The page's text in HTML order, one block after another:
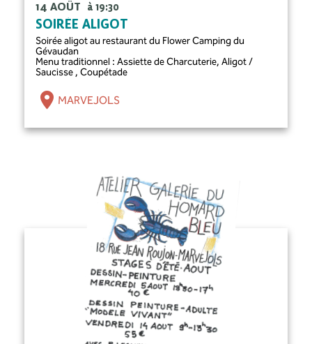
14 AOÛT à 19:30
SOIRÉE ALIGOT
Soirée aligot au restaurant du Flower Camping du
Gévaudan
Menu traditionnel : Assiette de Charcuterie, Aligot /
Saucisse , Coupétade
MARVEJOLS